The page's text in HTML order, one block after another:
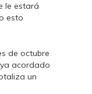
le estará
esto
de octubre
acordado
un